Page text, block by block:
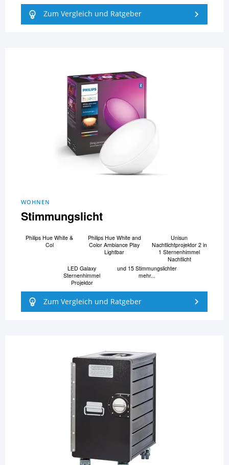
Zum Vergleich und Ratgeber
WOHNEN
Stimmungslicht
Philips Hue White &
Col
Philips Hue White and
Color Ambiance Play
Lightbar
Unisun
Nachtlichtprojektor 2 in
1 Sternenhimmel
Nachtlicht
LED Galaxy
Sternenhimmel
Projektor
und 15 Stimmungslichter
mehr...
Zum Vergleich und Ratgeber